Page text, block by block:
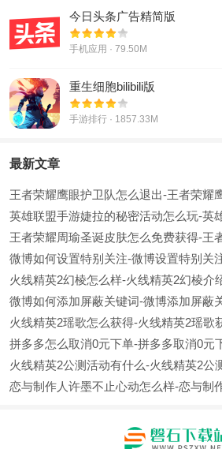
今日头条广告精简版
手机应用 · 79.50M
重生细胞bilibili版
手游排行 · 1857.33M
最新文章
微博如何设置特别关注-微博设置特别关
火线精英2幻棱怎么样-火线精英2幻棱介
微博如何添加屏蔽关键词-微博添加屏蔽
火线精英2瑶歌怎么获得-火线精英2瑶歌
拼多多怎么取消0元下单-拼多多取消0元
火线精英2公测活动有什么-火线精英2公